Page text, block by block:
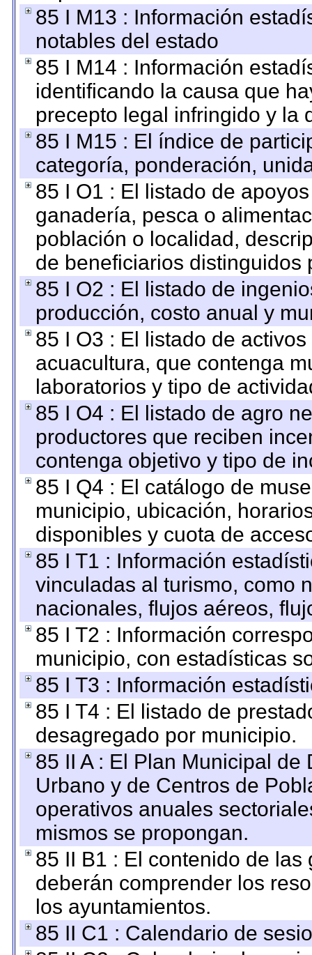
85 I M13 : Información
notables del estado
85 I M14 : Información
identificando la causa que
precepto legal infringido y la
85 I M15 : El índice de
categoría, ponderación,
85 I O1 : El listado de
ganadería, pesca o
población o localidad,
de beneficiarios distinguidos
85 I O2 : El listado de
producción, costo anual y
85 I O3 : El listado de
acuacultura, que contenga
laboratorios y tipo de
85 I O4 : El listado de agro
productores que reciben
contenga objetivo y tipo de
85 I Q4 : El catálogo de
municipio, ubicación,
disponibles y cuota de
85 I T1 : Información
vinculadas al turismo, como
nacionales, flujos aéreos,
85 I T2 : Información
municipio, con estadísticas
85 I T3 : Información
85 I T4 : El listado de
desagregado por municipio.
85 II A : El Plan Municipal
Urbano y de Centros de
operativos anuales
mismos se propongan.
85 II B1 : El contenido de
deberán comprender los
los ayuntamientos.
85 II C1 : Calendario de